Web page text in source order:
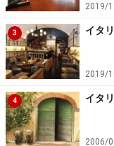
2019/
3 イタ
2019/
4 イタ
2006/